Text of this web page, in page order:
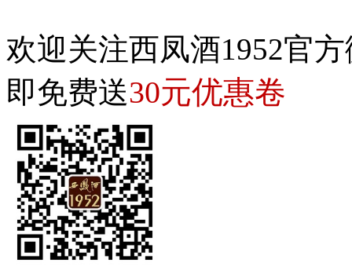
欢迎关注西凤酒1952官
即免费送30元优惠卷